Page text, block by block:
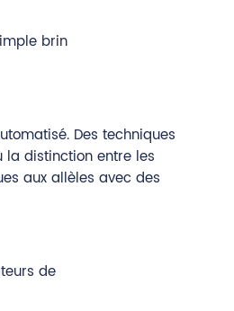
brin
Des techniques
la distinction entre les
aux allèles avec des
de